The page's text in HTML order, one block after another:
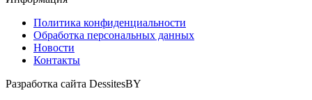
Политика конфиденциальности
Обработка персональных данных
Новости
Контакты
Разработка сайта DessitesBY